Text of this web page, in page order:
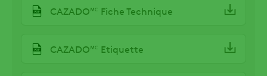
CAZADO🅪 Fiche Technique
CAZADO🅪 Etiquette